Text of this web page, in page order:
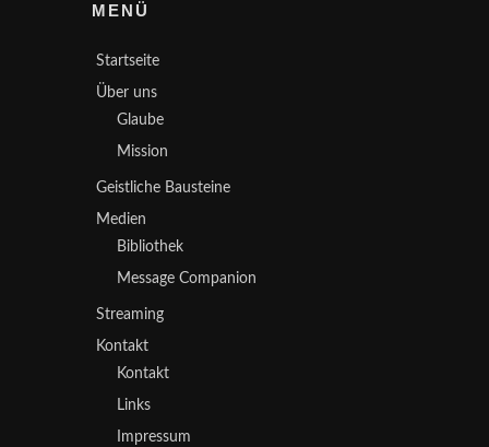
MENÜ
Startseite
Über uns
Glaube
Mission
Geistliche Bausteine
Medien
Bibliothek
Message Companion
Streaming
Kontakt
Kontakt
Links
Impressum